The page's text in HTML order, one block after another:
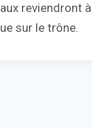
reviendront à
sur le trône.